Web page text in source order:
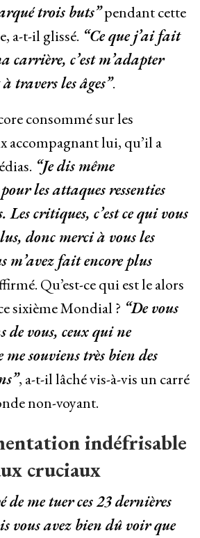
trois buts”pendant cette
a-t-il glissé. “Ce que j’ai fait
carrière, c’est m’adapter
travers les âges”.
consommé sur les
accompagnant lui, qu’il a
“Je dis même
les attaques ressenties
Les critiques, c’est ce qui vous
donc merci à vous les
m’avez fait encore plus
Qu’est-ce qui est le alors
sixième Mondial ? “De vous
vous, ceux qui ne
me souviens très bien des
, a-t-il lâché vis-à-vis un carré
non-voyant.
indéfrisable
cruciaux
de me tuer ces 23 dernières
vous avez bien dû voir que